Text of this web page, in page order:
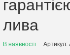
лива
В наявності